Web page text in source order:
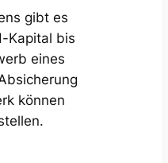
gibt es
Kapital bis
eines
können